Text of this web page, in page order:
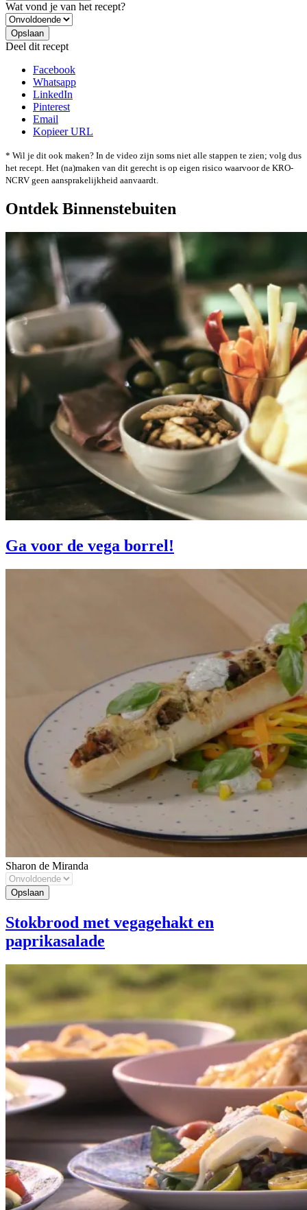
Wat vond je van het recept?
Deel dit recept
Facebook
Whatsapp
LinkedIn
Pinterest
Email
Kopieer URL
* Wil je dit ook maken? In de video zijn soms niet alle stappen te zien; volg dus
het recept. Het (na)maken van dit gerecht is op eigen risico waarvoor de KRO-
NCRV geen aansprakelijkheid aanvaardt.
Ontdek Binnenstebuiten
Ga voor de vega borrel!
Sharon de Miranda
Stokbrood met vegagehakt en
paprikasalade